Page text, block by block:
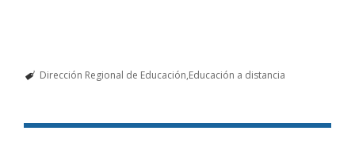
Dirección Regional de Educación Educación a distancia